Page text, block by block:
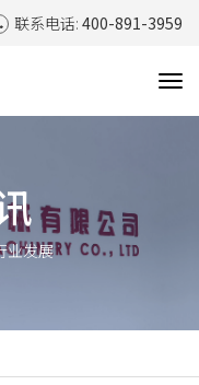
联系电话: 400-891-3959
T
g
t
业发展